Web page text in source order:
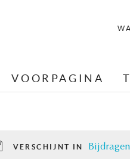
VOORPAGINA
VERSCHIJNT IN